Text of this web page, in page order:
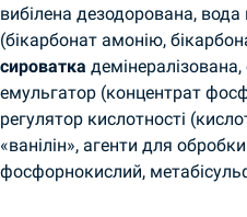
вибілена дезодорована, вода
(бікарбонат амонію,
сироватка
емульгатор (концентрат
регулятор кислотності
«ванілін», агенти для
фосфорнокислий,